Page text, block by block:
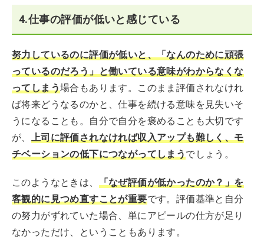
4.仕事の評価が低いと感じている
努力しているのに評価が低いと、「なんのために頑張
っているのだろう」と働いている意味がわからなくな
ってしまう場合もあります。このまま評価されなけれ
ば将来どうなるのかと、仕事を続ける意味を見失いそ
うになることも。自分で自分を褒めることも大切です
が、 上司に評価されなければ収入アップも難しく、モ
チベーションの低下につながってしまうでしょう。
このようなときは、 「なぜ評価が低かったのか？」を
客観的に見つめ直すことが重要です。評価基準と自分
の努力がずれていた場合、単にアピールの仕方が足り
なかっただけ、ということもあります。